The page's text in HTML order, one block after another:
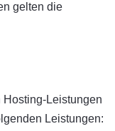
gelten die
Hosting-Leistungen
Leistungen: